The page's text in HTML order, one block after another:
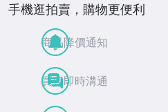
手機逛拍賣，購物更便利
商品降價通知
買賣即時溝通